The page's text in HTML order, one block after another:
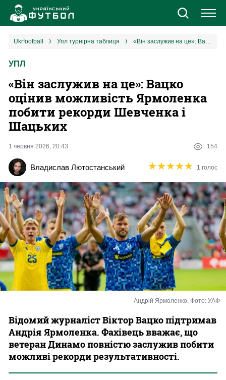
Новини
Єврокубки
УПЛ
2 ліга
Різне
Букмекери
Казино
ukrfootball упл турнірна таблиця «Він заслужив на це»: Вацко оцінив можливість Ярмоленка побити рекорди Шевченка і Шацьких
УПЛ
«Він заслужив на це»: Вацко
оцінив можливість Ярмоленка
побити рекорди Шевченка і
Шацьких
1 червня 2026, 20:43 154
Владислав Лютостанський ★★★★★
★★★★★ 1 голос
Андрій Ярмоленко. Фото: УАФ
Відомий журналіст Віктор Вацко підтримав
Андрія Ярмоленка. Фахівець вважає, що
ветеран Динамо повністю заслужив побити
можливі рекорди результативності.